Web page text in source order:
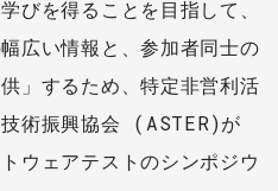
びを得ることを目指して、
広い情報と、参加者同士の
」するため、特定非営利活
術振興協会 (ASTER)が
ウェアテストのシンポジウ